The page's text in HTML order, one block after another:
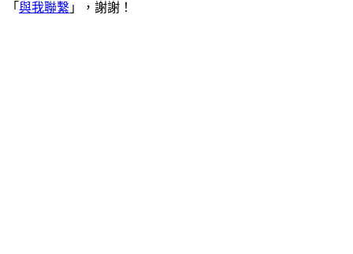
「 與我聯繫 」，謝謝！